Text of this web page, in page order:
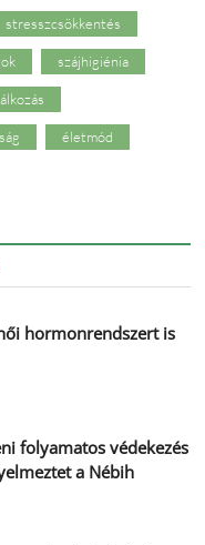
stresszcsökkentés
szájhigiénia
életmód
hormonrendszert is
folyamatos védekezés
a Nébih